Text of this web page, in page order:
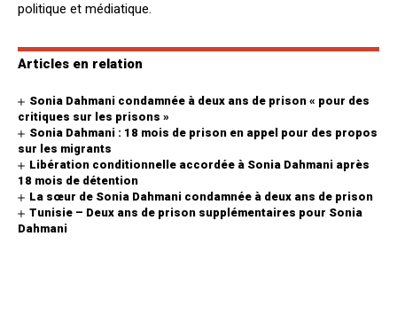
politique et médiatique.
Articles en relation
Sonia Dahmani condamnée à deux ans de prison « pour des
critiques sur les prisons »
Sonia Dahmani : 18 mois de prison en appel pour des propos
sur les migrants
Libération conditionnelle accordée à Sonia Dahmani après
18 mois de détention
La sœur de Sonia Dahmani condamnée à deux ans de prison
Tunisie – Deux ans de prison supplémentaires pour Sonia
Dahmani